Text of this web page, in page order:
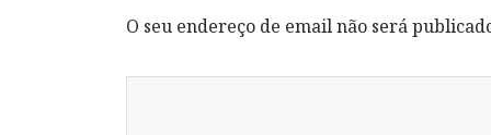
O seu endereço de email não será